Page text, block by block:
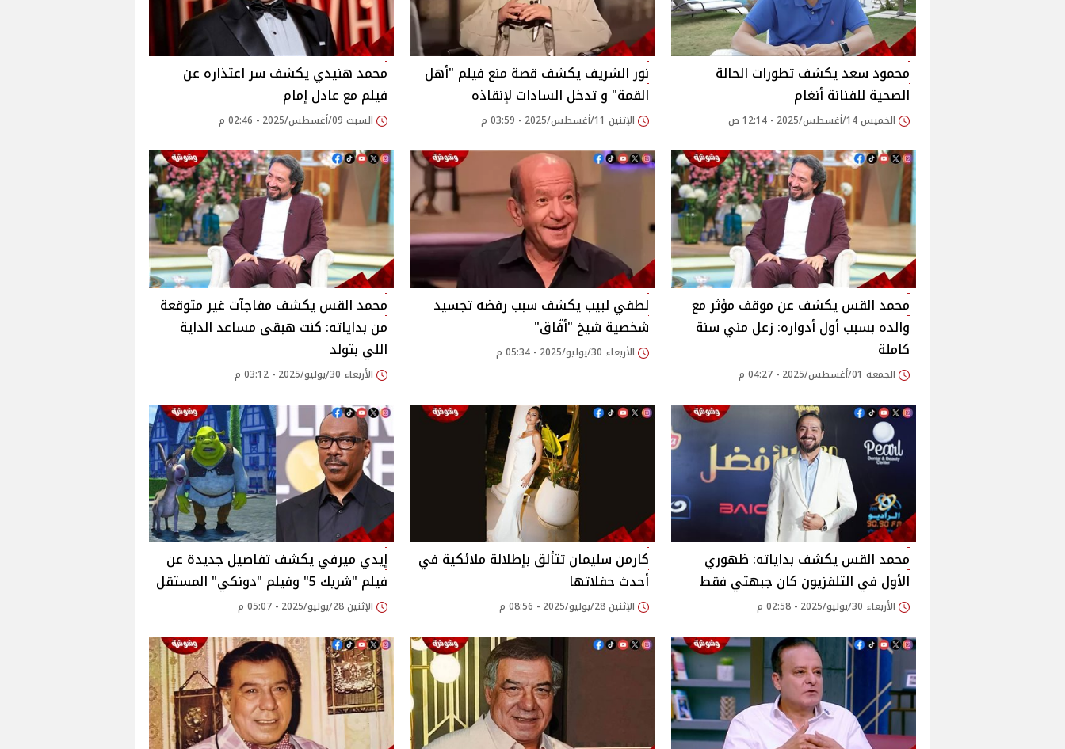
محمود سعد يكشف تطورات الحالة
الصحية للفنانة أنغام‎
الخميس 14/أغسطس/2025 - 12:14 ص
نور الشريف يكشف قصة منع فيلم "أهل
القمة" و تدخل السادات لإنقاذه‎
الإثنين 11/أغسطس/2025 - 03:59 م
محمد هنيدي يكشف سر اعتذاره عن
فيلم مع عادل إمام‎
السبت 09/أغسطس/2025 - 02:46 م
محمد القس يكشف عن موقف مؤثر مع
والده بسبب أول أدواره: زعل مني سنة
كاملة‎
الجمعة 01/أغسطس/2025 - 04:27 م
لطفي لبيب يكشف سبب رفضه تجسيد
شخصية شيخ "أفّاق"‎
الأربعاء 30/يوليو/2025 - 05:34 م
محمد القس يكشف مفاجآت غير متوقعة
من بداياته: كنت هبقى مساعد الداية
اللي بتولد‎
الأربعاء 30/يوليو/2025 - 03:12 م
محمد القس يكشف بداياته: ظهوري
الأول في التلفزيون كان جبهتي فقط‎
الأربعاء 30/يوليو/2025 - 02:58 م
كارمن سليمان تتألق بإطلالة ملائكية في
أحدث حفلاتها
الإثنين 28/يوليو/2025 - 08:56 م
إيدي ميرفي يكشف تفاصيل جديدة عن
فيلم "شريك 5" وفيلم "دونكي" المستقل‎
الإثنين 28/يوليو/2025 - 05:07 م